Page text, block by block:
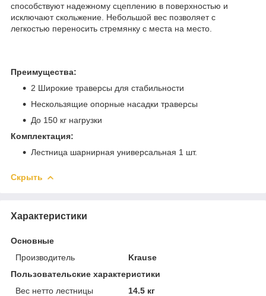
способствуют надежному сцеплению в поверхностью и
исключают скольжение. Небольшой вес позволяет с
легкостью переносить стремянку с места на место.
Преимущества:
2 Широкие траверсы для стабильности
Нескользящие опорные насадки траверсы
До 150 кг нагрузки
Комплектация:
Лестница шарнирная универсальная 1 шт.
Скрыть
Характеристики
Основные
Производитель
Krause
Пользовательские характеристики
Вес нетто лестницы
14.5 кг